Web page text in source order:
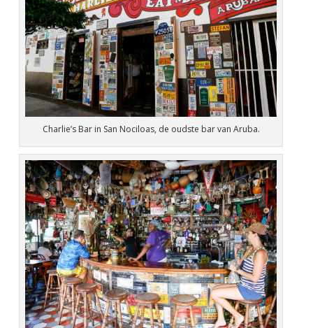
Charlie’s Bar in San Nociloas, de oudste bar van Aruba.